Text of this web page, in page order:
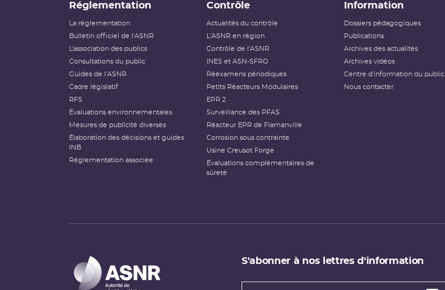
Réglementation
La réglementation
Bulletin officiel de l'ASNR
L’association des publics
Consultations du public
Guides de l'ASNR
Cadre législatif
RFS
Évaluations environnementales
Mesures de publicité diverses
Élaboration des décisions et guides
INB
Réglementation associée
Contrôle
Actualités du contrôle
L'ASNR en région
Contrôle de l'ASNR
INES et ASN-SFRO
Réexamens périodiques
Petits Réacteurs Modulaires
EPR 2
Surveillance des PFAS
Réacteur EPR de Flamanville
Corrosion sous contrainte
Usine Creusot Forge
Évaluations complémentaires de
sûreté
Information
Dossiers pédagogiques
Publications
Archives des actualités
Archives vidéos
Centre d'information du public
Nous contacter
S'abonner à nos lettres d'information
Types de